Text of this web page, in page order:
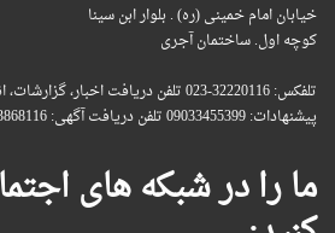
خیابان امام خمینی (ره) . بلوار ابن سینا
کوچه اول. ساختمان آجری
تلفکس: 32220116-023 تلفن دریافت اخبار، گزارشات، انتقادات و
پیشنهادات: 09033455399 تلفن دریافت آگهی: 09353868116
ما را در شبکه های